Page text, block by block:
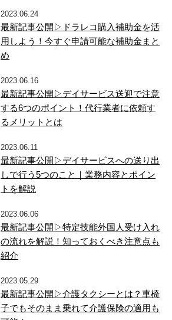
2023.06.24
最新記事公開▷ドラレコ購入補助金を活
用しよう！今すぐ申請可能な補助金まと
め
2023.06.16
最新記事公開▷デイサービス送迎で注意
する6つのポイント！代行業者に依頼す
るメリットとは
2023.06.11
最新記事公開▷デイサービスへの送り出
しで行う5つのこと｜業務内容とポイン
トを解説
2023.06.06
最新記事公開▷特定技能外国人受け入れ
の流れを解説！知っておくべき注意点も
紹介
2023.05.29
最新記事公開▷介護タクシーとは？車椅
子でもそのまま乗れて介護保険の適用も